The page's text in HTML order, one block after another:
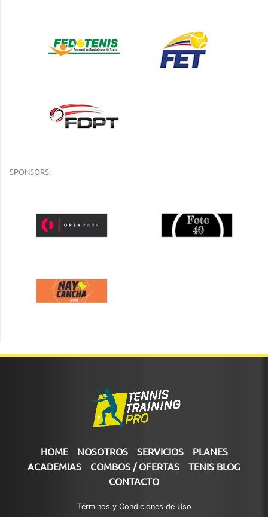
SPONSORS:
HOME NOSOTROS SERVICIOS
PLANES
ACADEMIAS
COMBOS / OFERTAS
TENIS BLOG
CONTACTO
Términos y Condiciones de Uso